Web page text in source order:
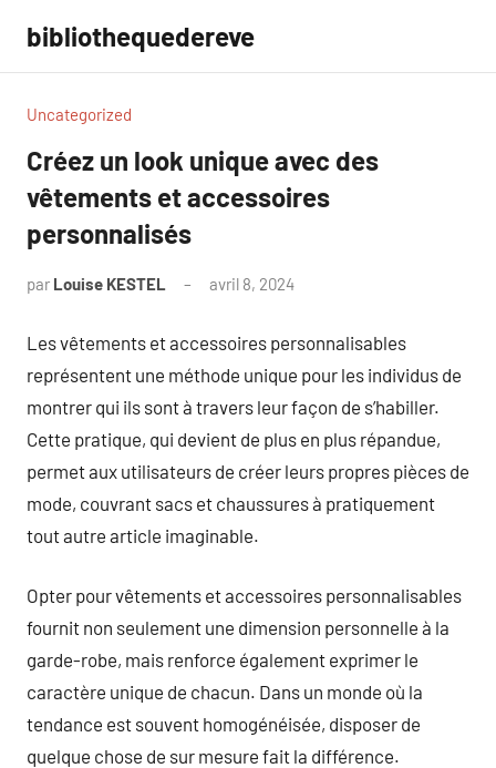
contenu
bibliothequedereve
Uncategorized
Créez un look unique avec des
vêtements et accessoires
personnalisés
par Louise KESTEL avril 8, 2024
Les vêtements et accessoires personnalisables
représentent une méthode unique pour les individus de
montrer qui ils sont à travers leur façon de s’habiller.
Cette pratique, qui devient de plus en plus répandue,
permet aux utilisateurs de créer leurs propres pièces de
mode, couvrant sacs et chaussures à pratiquement
tout autre article imaginable.
Opter pour vêtements et accessoires personnalisables
fournit non seulement une dimension personnelle à la
garde-robe, mais renforce également exprimer le
caractère unique de chacun. Dans un monde où la
tendance est souvent homogénéisée, disposer de
quelque chose de sur mesure fait la différence.